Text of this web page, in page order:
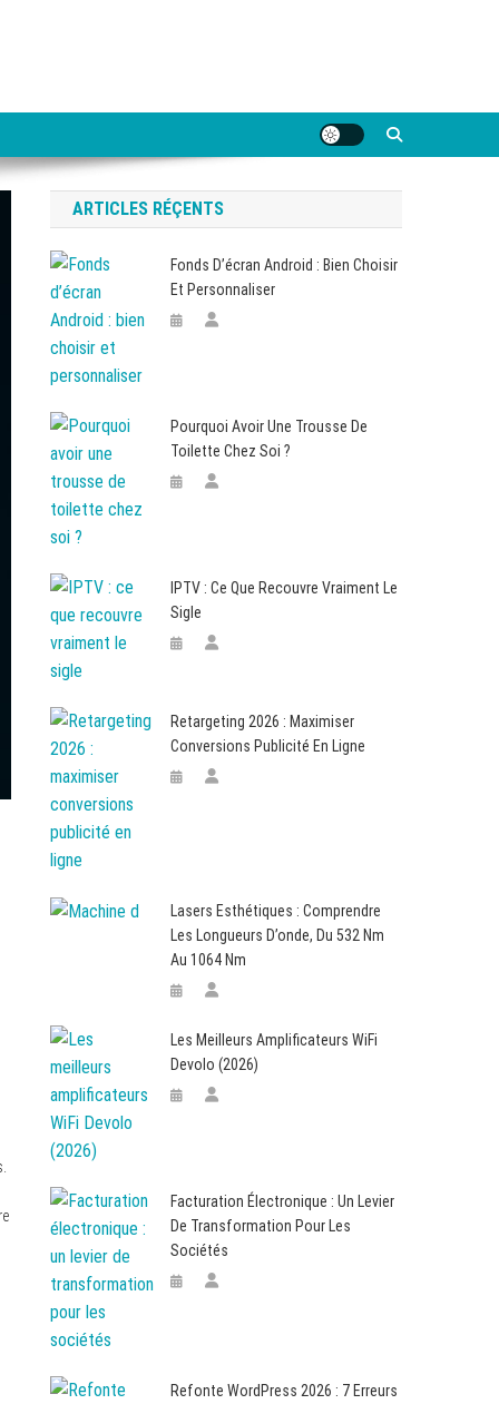
ARTICLES RÉÇENTS
Fonds D’écran Android : Bien Choisir
Et Personnaliser
Pourquoi Avoir Une Trousse De
Toilette Chez Soi ?
IPTV : Ce Que Recouvre Vraiment Le
Sigle
Retargeting 2026 : Maximiser
Conversions Publicité En Ligne
Lasers Esthétiques : Comprendre
Les Longueurs D’onde, Du 532 Nm
Au 1064 Nm
Les Meilleurs Amplificateurs WiFi
Devolo (2026)
Facturation Électronique : Un Levier
De Transformation Pour Les
Sociétés
Refonte WordPress 2026 : 7 Erreurs